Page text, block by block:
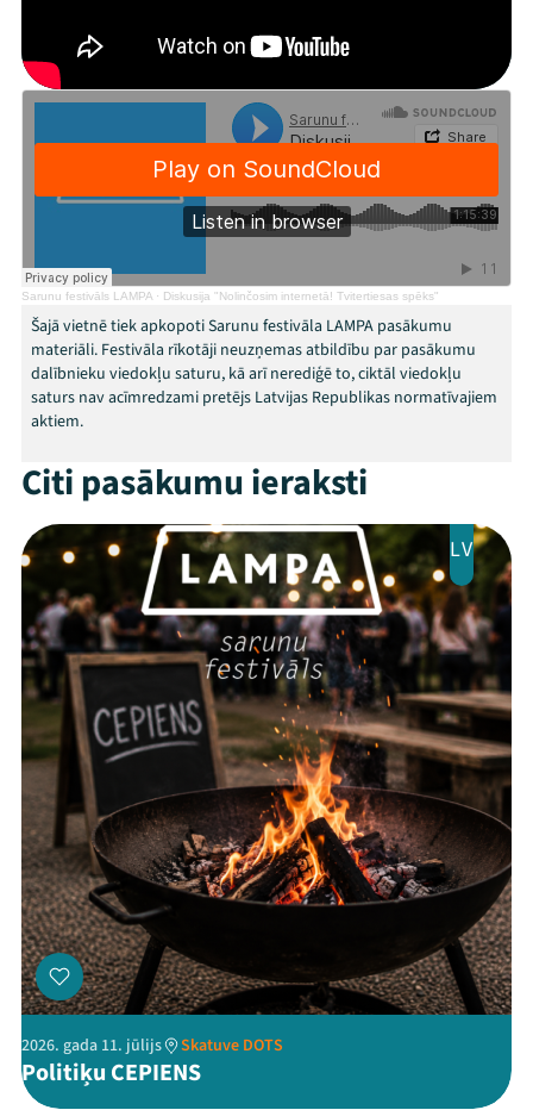
Festivāls
Programma
Arhīvs
Viņi bija LAMPĀ 2026
Ziedo
Veikals
ThreadsFacebookYoutube
X Instagram
Flick TikTok
Sarunu festivāls LAMPA · Diskusija "Nolinčosim internetā! Tvitertiesas spēks"
Šajā vietnē tiek apkopoti Sarunu festivāla LAMPA pasākumu
materiāli. Festivāla rīkotāji neuzņemas atbildību par pasākumu
dalībnieku viedokļu saturu, kā arī nerediģē to, ciktāl viedokļu
saturs nav acīmredzami pretējs Latvijas Republikas normatīvajiem
aktiem.
Citi pasākumu ieraksti
LV
2026. gada 11. jūlijs Skatuve DOTS
Politiķu CEPIENS